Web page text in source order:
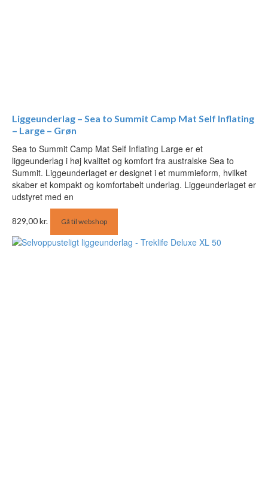
Liggeunderlag – Sea to Summit Camp Mat Self Inflating
– Large – Grøn
Sea to Summit Camp Mat Self Inflating Large er et
liggeunderlag i høj kvalitet og komfort fra australske Sea to
Summit. Liggeunderlaget er designet i et mummieform, hvilket
skaber et kompakt og komfortabelt underlag. Liggeunderlaget er
udstyret med en
829,00kr. Gå til webshop